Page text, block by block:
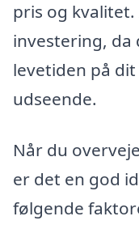
pris og
investering,
levetiden på
udseende.
Når du
er det en god
følgende